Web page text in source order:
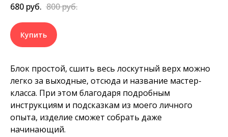
680 руб. 800руб.
Купить
Блок простой, сшить весь лоскутный верх можно
легко за выходные, отсюда и название мастер-
класса. При этом благодаря подробным
инструкциям и подсказкам из моего личного
опыта, изделие сможет собрать даже
начинающий.